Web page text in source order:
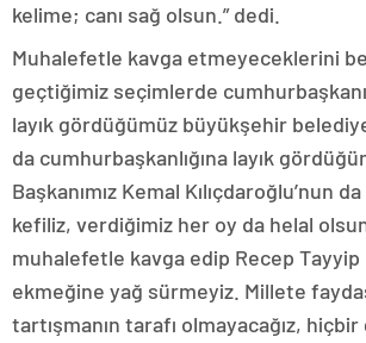
kelime; canı sağ olsun.” dedi.
Muhalefetle kavga etmeyeceklerini
geçtiğimiz seçimlerde cumhurbaşkanı
layık gördüğümüz büyükşehir belediye
da cumhurbaşkanlığına layık
Başkanımız Kemal Kılıçdaroğlu’nun
kefiliz, verdiğimiz her oy da helal
muhalefetle kavga edip Recep Tayyip
ekmeğine yağ sürmeyiz. Millete
tartışmanın tarafı olmayacağız,